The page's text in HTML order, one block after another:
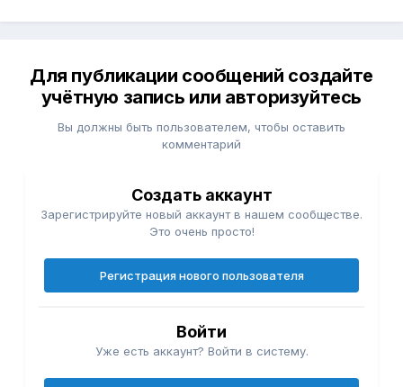
Для публикации сообщений создайте
учётную запись или авторизуйтесь
Вы должны быть пользователем, чтобы оставить
комментарий
Создать аккаунт
Зарегистрируйте новый аккаунт в нашем сообществе.
Это очень просто!
Регистрация нового пользователя
Войти
Уже есть аккаунт? Войти в систему.